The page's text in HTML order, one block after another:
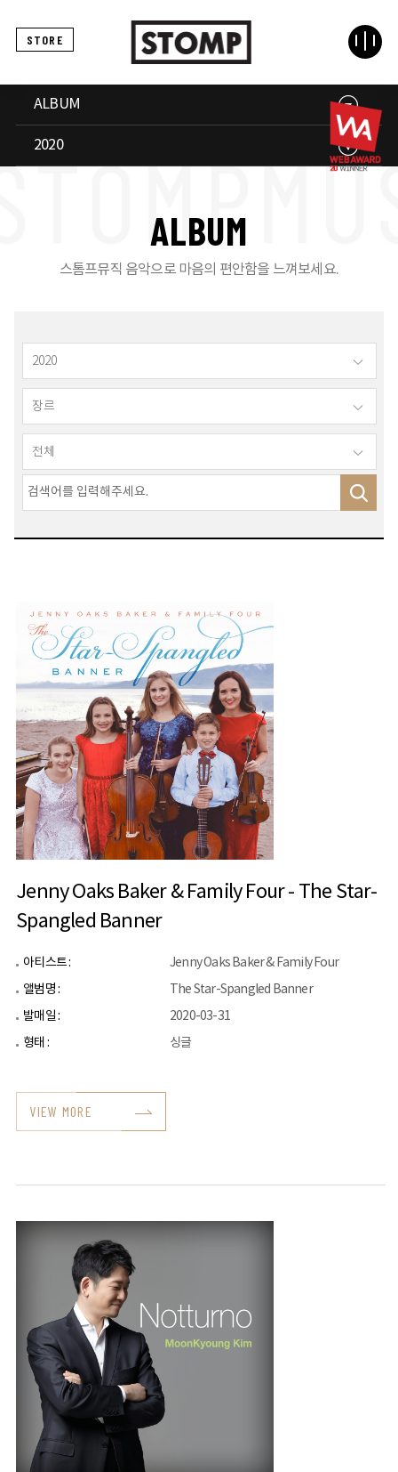
STORE
ALBUM
2020
ALBUM
스톰프뮤직 음악으로 마음의 편안함을 느껴보세요.
Jenny Oaks Baker & Family Four - The Star-
Spangled Banner
아티스트 :
Jenny Oaks Baker & Family Four
앨범명 :
The Star-Spangled Banner
발매일 :
2020-03-31
형태 :
싱글
VIEW MORE